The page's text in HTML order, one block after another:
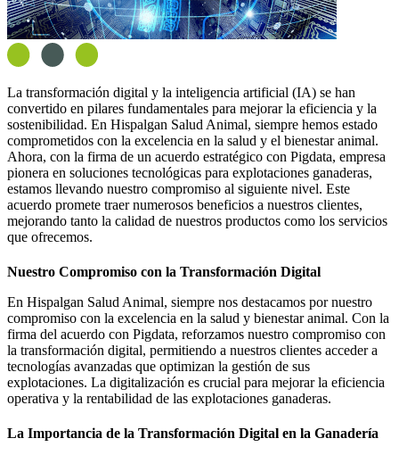
La transformación digital y la inteligencia artificial (IA) se han
convertido en pilares fundamentales para mejorar la eficiencia y la
sostenibilidad. En Hispalgan Salud Animal, siempre hemos estado
comprometidos con la excelencia en la salud y el bienestar animal.
Ahora, con la firma de un acuerdo estratégico con Pigdata, empresa
pionera en soluciones tecnológicas para explotaciones ganaderas,
estamos llevando nuestro compromiso al siguiente nivel. Este
acuerdo promete traer numerosos beneficios a nuestros clientes,
mejorando tanto la calidad de nuestros productos como los servicios
que ofrecemos.
Nuestro Compromiso con la Transformación Digital
En Hispalgan Salud Animal, siempre nos destacamos por nuestro
compromiso con la excelencia en la salud y bienestar animal. Con la
firma del acuerdo con Pigdata, reforzamos nuestro compromiso con
la transformación digital, permitiendo a nuestros clientes acceder a
tecnologías avanzadas que optimizan la gestión de sus
explotaciones. La digitalización es crucial para mejorar la eficiencia
operativa y la rentabilidad de las explotaciones ganaderas.
La Importancia de la Transformación Digital en la Ganadería